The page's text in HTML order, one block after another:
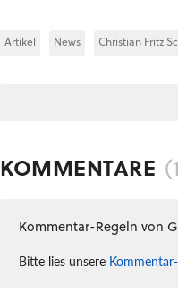
Artikel News Christian Fritz
KOMMENTARE
Kommentar-Regeln von
Bitte lies unsere